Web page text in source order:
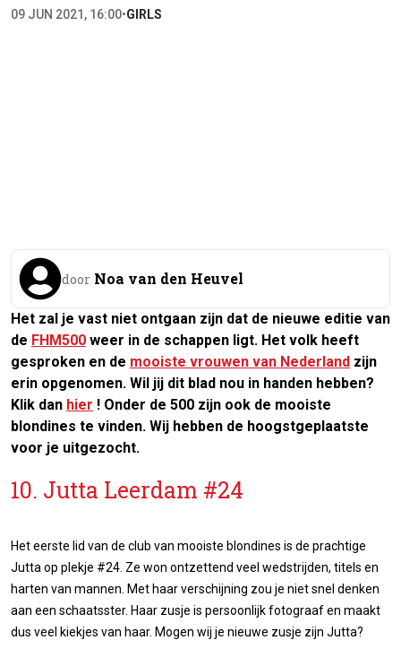
09 JUN 2021, 16:00•GIRLS
door Noa van den Heuvel
Het zal je vast niet ontgaan zijn dat de nieuwe editie van
de FHM500 weer in de schappen ligt. Het volk heeft
gesproken en de mooiste vrouwen van Nederland zijn
erin opgenomen. Wil jij dit blad nou in handen hebben?
Klik dan hier ! Onder de 500 zijn ook de mooiste
blondines te vinden. Wij hebben de hoogstgeplaatste
voor je uitgezocht.
10. Jutta Leerdam #24
Het eerste lid van de club van mooiste blondines is de prachtige
Jutta op plekje #24. Ze won ontzettend veel wedstrijden, titels en
harten van mannen. Met haar verschijning zou je niet snel denken
aan een schaatsster. Haar zusje is persoonlijk fotograaf en maakt
dus veel kiekjes van haar. Mogen wij je nieuwe zusje zijn Jutta?